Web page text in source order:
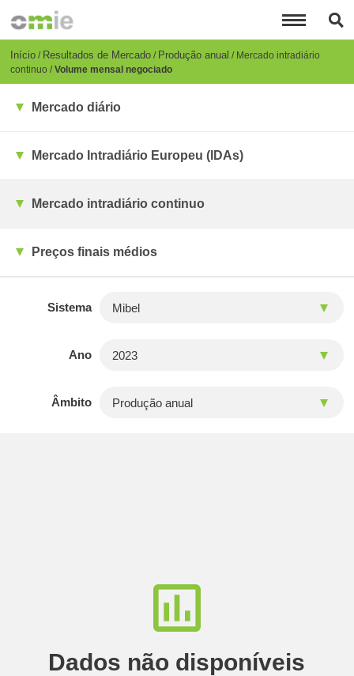
para
conteúdo
principal
Breadcrumb
Início Resultados de Mercado Produção anual
Mercado intradiário
continuo Volume mensal negociado
Mercado diário
Mercado Intradiário Europeu (IDAs)
Mercado intradiário continuo
Preços finais médios
Sistema
Ano
Âmbito
Dados não disponíveis